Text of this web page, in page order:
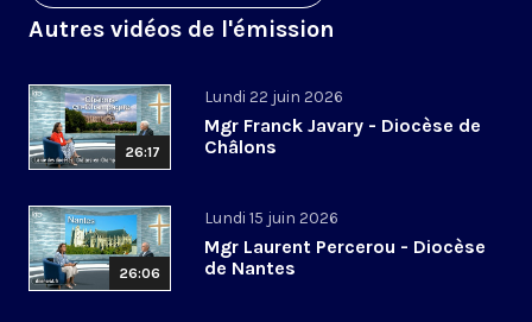
Autres vidéos de l'émission
26:17
Lundi 22 juin 2026
Mgr Franck Javary - Diocèse de
Châlons
26:06
Lundi 15 juin 2026
Mgr Laurent Percerou - Diocèse
de Nantes